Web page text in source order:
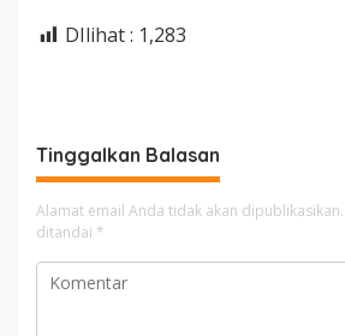
DIlihat : 1,283
Tinggalkan Balasan
Alamat email Anda tidak akan dipublikasikan.
ditandai *